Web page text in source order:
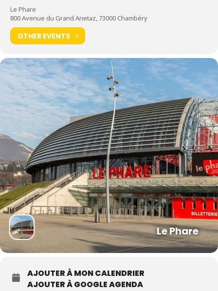
Le Phare
800 Avenue du Grand Arietaz, 73000 Chambéry
OTHER EVENTS
Le Phare
AJOUTER À MON CALENDRIER
AJOUTER À GOOGLE AGENDA